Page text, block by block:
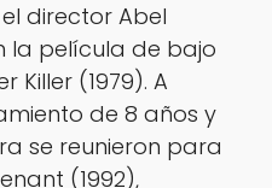
director Abel
la película de bajo
Killer(1979). A
de 8 años y
se reunieron para
(1992),